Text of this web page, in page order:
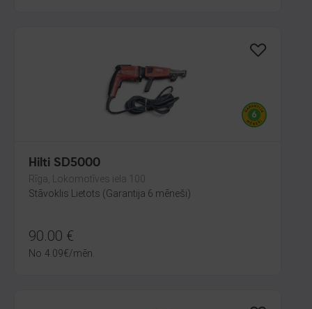
Hilti SD5000
Rīga, Lokomotīves iela 100
Stāvoklis Lietots (Garantija 6 mēneši)
90.00 €
No 4.09€/mēn.